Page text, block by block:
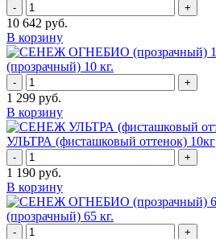
- +
10 642 руб.
В корзину
(прозрачный) 10 кг.
- +
1 299 руб.
В корзину
УЛЬТРА (фисташковый оттенок) 10кг
- +
1 190 руб.
В корзину
(прозрачный) 65 кг.
- +